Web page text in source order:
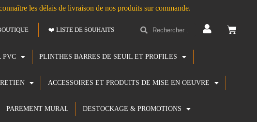
les délais de livraison de nos produits sur commande.
❤️ LISTE DE SOUHAITS
PVC PLINTHES BARRES DE SEUIL ET PROFILES
ACCESSOIRES ET PRODUITS DE MISE EN OEUVRE
PAREMENT MURAL DESTOCKAGE & PROMOTIONS